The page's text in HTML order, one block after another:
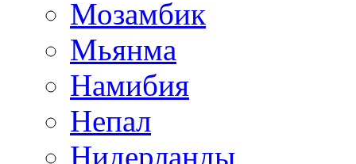
Мозамбик
Мьянма
Намибия
Непал
Нидерланды